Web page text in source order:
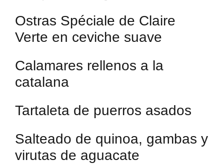
Ostras Spéciale de Claire
Verte en ceviche suave
Calamares rellenos a la
catalana
Tartaleta de puerros asados
Salteado de quinoa, gambas y
virutas de aguacate